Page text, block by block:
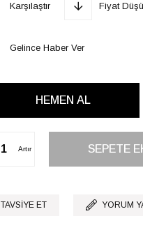
Karşılaştır Fiyat
Gelince Haber Ver
Artır
TAVSIYE ET YORUM